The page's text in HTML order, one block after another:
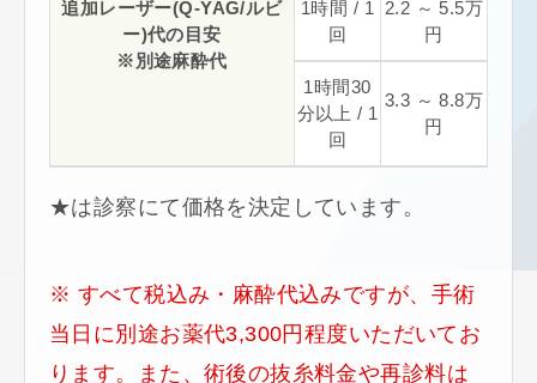
追加レーザー(Q-YAG/ルビ
ー)代の目安
※別途麻酔代
1時間 / 1
回
2.2 ～ 5.5万
円
1時間30
分以上 / 1
回
3.3 ～ 8.8万
円
★は診察にて価格を決定しています。
※ すべて税込み・麻酔代込みですが、手術
当日に別途お薬代3,300円程度いただいてお
ります。また、術後の抜糸料金や再診料は